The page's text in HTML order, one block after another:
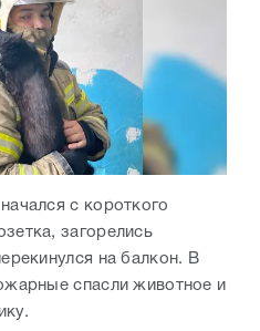
с короткого
загорелись
на балкон. В
спасли животное и